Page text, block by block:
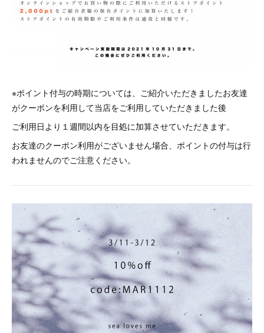
※ポイント付与の時期については、ご紹介いただきましたお友達
がクーポンを利用して当店をご利用していただきました後
ご利用日より１週間以内を目処に加算させていただきます。
お友達のクーポン利用がございません場合、ポイントの付与は行
われませんのでご注意ください。